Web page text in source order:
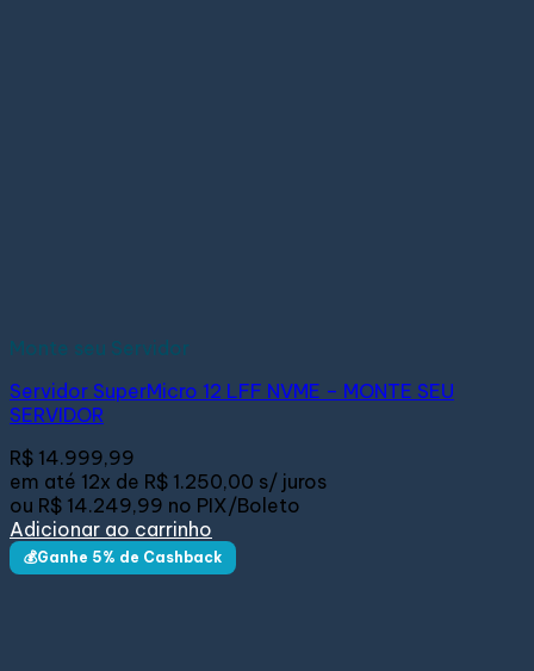
Monte seu Servidor
Servidor SuperMicro 12 LFF NVME – MONTE SEU
SERVIDOR
R$ 14.999,99
em até 12x de R$ 1.250,00 s/ juros
ou R$ 14.249,99 no PIX/Boleto
Adicionar ao carrinho
💰Ganhe 5% de Cashback